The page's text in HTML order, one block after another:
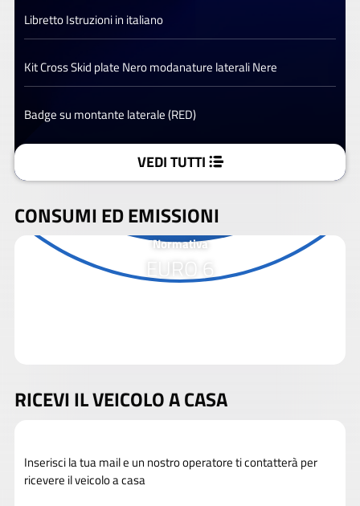
Libretto Istruzioni in italiano
Kit Cross Skid plate Nero modanature laterali Nere
Badge su montante laterale (RED)
VEDI TUTTI
CONSUMI ED EMISSIONI
Normativa
EURO 6
RICEVI IL VEICOLO A CASA
Inserisci la tua mail e un nostro operatore ti contatterà per
ricevere il veicolo a casa